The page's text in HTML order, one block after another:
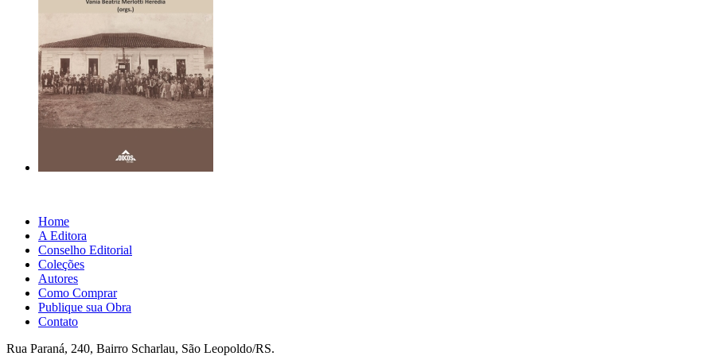
Home
A Editora
Conselho Editorial
Coleções
Autores
Como Comprar
Publique sua Obra
Contato
Rua Paraná, 240, Bairro Scharlau, São Leopoldo/RS.